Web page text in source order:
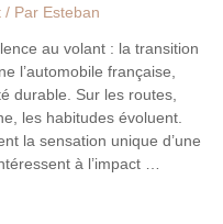
/ Par Esteban
au volant : la transition
l’automobile française,
durable. Sur les routes,
les habitudes évoluent.
la sensation unique d’une
à l’impact …